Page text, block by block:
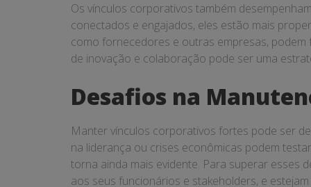
Os vínculos corporativos também
conectados e engajados, eles estão mais
como fornecedores e outras empresas,
de inovação e colaboração pode ser uma
Desafios na
Manter vínculos corporativos fortes pode ser
na liderança ou crises econômicas podem
torna ainda mais evidente. Para superar esses
aos seus funcionários e stakeholders, e